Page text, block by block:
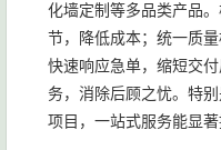
化墙定制等多品类产品
节，降低成本；统一质
快速响应急单，缩短交
务，消除后顾之忧。特
项目，一站式服务能显